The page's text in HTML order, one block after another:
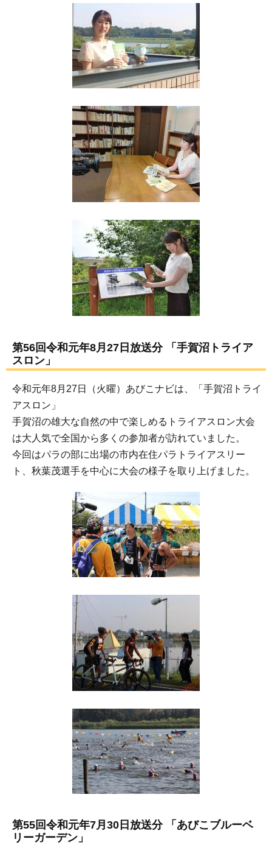
第56回令和元年8月27日放送分 「手賀沼トライア
スロン」
令和元年8月27日（火曜）あびこナビは、「手賀沼トライ
アスロン」
手賀沼の雄大な自然の中で楽しめるトライアスロン大会
は大人気で全国から多くの参加者が訪れていました。
今回はパラの部に出場の市内在住パラトライアスリー
ト、秋葉茂選手を中心に大会の様子を取り上げました。
第55回令和元年7月30日放送分 「あびこブルーベ
リーガーデン」